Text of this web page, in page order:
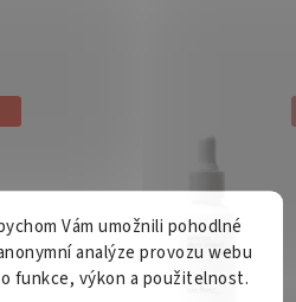
Ere Perez
Vám umožnili pohodlné
analýze provozu webu
funkce, výkon a použitelnost.